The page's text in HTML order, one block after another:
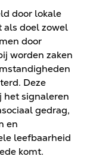
door lokale
als doel zowel
door
worden zaken
Deze
het signaleren
gedrag,
en
leefbaarheid
komt.